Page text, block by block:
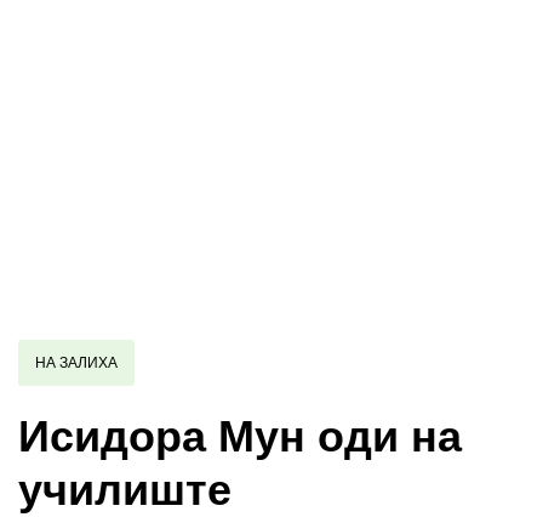
НА ЗАЛИХА
Исидора Мун оди на
училиште